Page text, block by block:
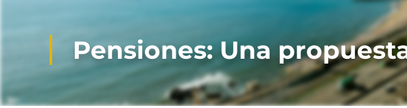
Pensiones: Una